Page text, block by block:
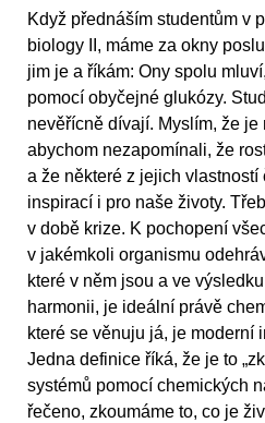
Když přednáším studentům v
biology II, máme za okny
jim je a říkám: Ony spolu
pomocí obyčejné glukózy.
nevěřícně dívají. Myslím, že je
abychom nezapomínali, že
a že některé z jejich
inspirací i pro naše životy.
v době krize. K pochopení
v jakémkoli organismu
které v něm jsou a ve
harmonii, je ideální právě
které se věnuju já, je moderní
Jedna definice říká, že je to
systémů pomocí chemických
řečeno, zkoumáme to, co je